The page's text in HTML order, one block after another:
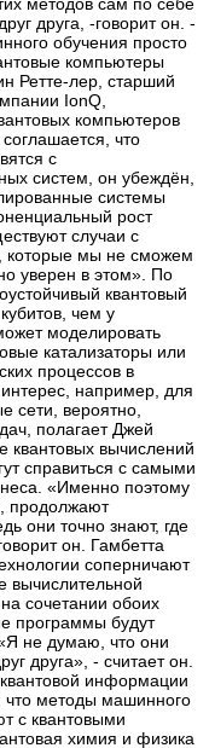
методов сам по себе
друга, -говорит он. -
обучения просто
компьютеры
Ретте-лер, старший
IonQ,
компьютеров
что
с
систем, он убеждён,
системы
рост
случаи с
которые мы не сможем
уверен в этом». По
квантовый
чем у
моделировать
катализаторы или
процессов в
например, для
сети, вероятно,
полагает Джей
квантовых вычислений
справиться с самыми
«Именно поэтому
продолжают
они точно знают, где
он. Гамбетта
соперничают
вычислительной
сочетании обоих
программы будут
не думаю, что они
друга», - считает он.
информации
что методы машинного
с квантовыми
химия и физика